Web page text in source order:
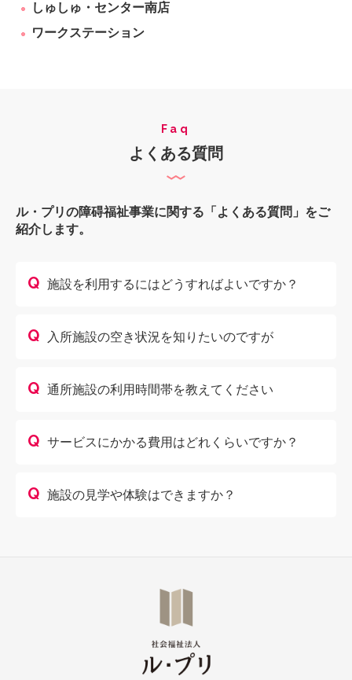
しゅしゅ・センター南店
ワークステーション
Faq
よくある質問
ル・プリの障碍福祉事業に関する「よくある質問」をご
紹介します。
Q 施設を利用するにはどうすればよいですか？
Q 入所施設の空き状況を知りたいのですが
Q 通所施設の利用時間帯を教えてください
Q サービスにかかる費用はどれくらいですか？
Q 施設の見学や体験はできますか？